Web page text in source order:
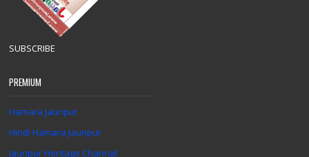
SUBSCRIBE
PREMIUM
Hamara Jaunpur
Hindi Hamara Jaunpur
Jaunpur Heritage Channal